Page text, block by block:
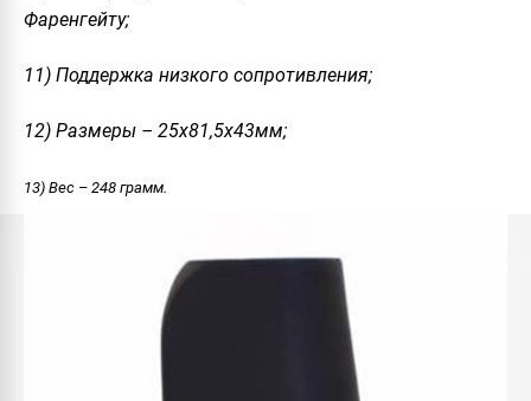
Фаренгейту;
11) Поддержка низкого сопротивления;
12) Размеры – 25х81,5х43мм;
13) Вес – 248 грамм.